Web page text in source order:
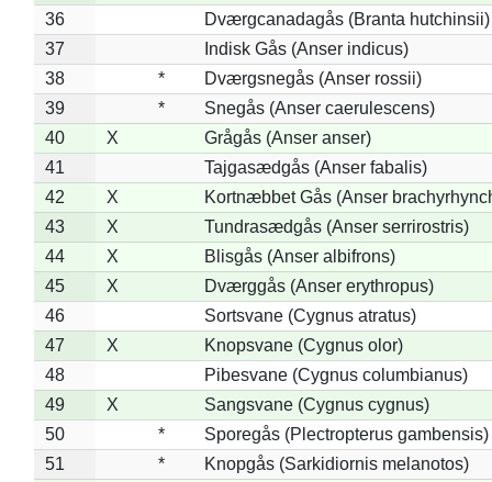
36
Dværgcanadagås (Branta hutchinsii)
37
Indisk Gås (Anser indicus)
38
*
Dværgsnegås (Anser rossii)
39
*
Snegås (Anser caerulescens)
40
X
Grågås (Anser anser)
41
Tajgasædgås (Anser fabalis)
42
X
Kortnæbbet Gås (Anser
43
X
Tundrasædgås (Anser serrirostris)
44
X
Blisgås (Anser albifrons)
45
X
Dværggås (Anser erythropus)
46
Sortsvane (Cygnus atratus)
47
X
Knopsvane (Cygnus olor)
48
Pibesvane (Cygnus columbianus)
49
X
Sangsvane (Cygnus cygnus)
50
*
Sporegås (Plectropterus gambensis)
51
*
Knopgås (Sarkidiornis melanotos)